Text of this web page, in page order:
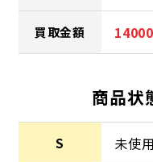
買取金額
商品状
S 未使